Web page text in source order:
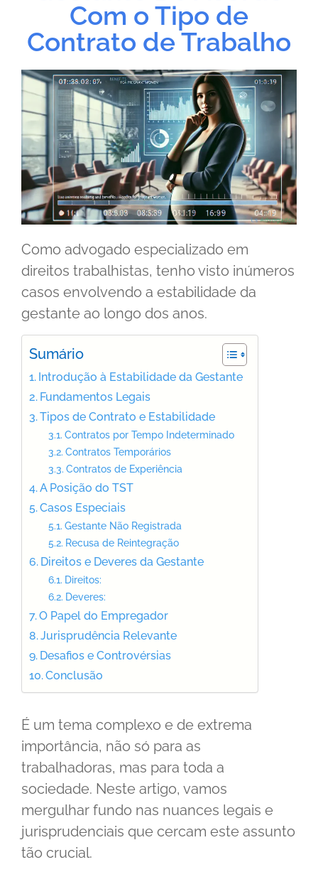
Com o Tipo de
Contrato de Trabalho
Como advogado especializado em
direitos trabalhistas, tenho visto inúmeros
casos envolvendo a estabilidade da
gestante ao longo dos anos.
Sumário
Introdução à Estabilidade da Gestante
Fundamentos Legais
Tipos de Contrato e Estabilidade
Contratos por Tempo Indeterminado
Contratos Temporários
Contratos de Experiência
A Posição do TST
Casos Especiais
Gestante Não Registrada
Recusa de Reintegração
Direitos e Deveres da Gestante
Direitos:
Deveres:
O Papel do Empregador
Jurisprudência Relevante
Desafios e Controvérsias
Conclusão
É um tema complexo e de extrema
importância, não só para as
trabalhadoras, mas para toda a
sociedade. Neste artigo, vamos
mergulhar fundo nas nuances legais e
jurisprudenciais que cercam este assunto
tão crucial.